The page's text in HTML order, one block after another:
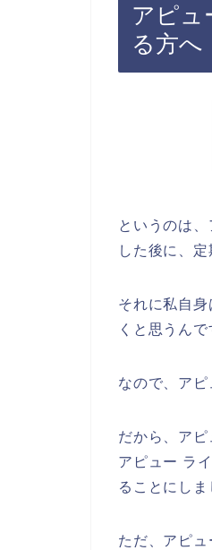
アピュ
る方へ
というのは
した後に、
それに私自
くと思うんで
なので、ア
だから、ア
アピュー ラ
ることにしま
ただ、アピ